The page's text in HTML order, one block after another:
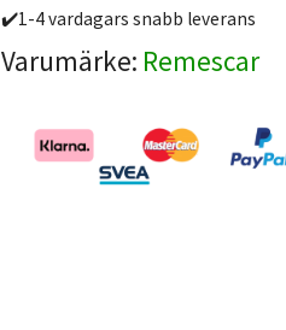
✔️1-4 vardagars snabb leverans
Varumärke: Remescar